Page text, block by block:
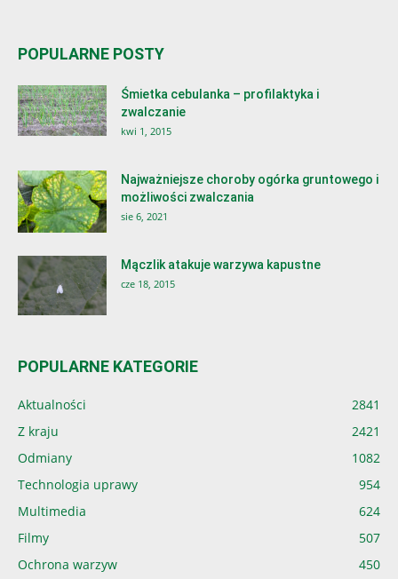
POPULARNE POSTY
Śmietka cebulanka – profilaktyka i
zwalczanie
kwi 1, 2015
Najważniejsze choroby ogórka gruntowego i
możliwości zwalczania
sie 6, 2021
Mączlik atakuje warzywa kapustne
cze 18, 2015
POPULARNE KATEGORIE
Aktualności
2841
Z kraju
2421
Odmiany
1082
Technologia uprawy
954
Multimedia
624
Filmy
507
Ochrona warzyw
450